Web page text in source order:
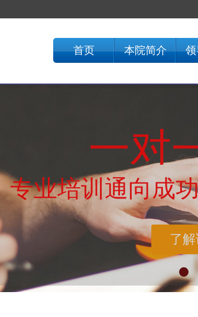
首页 本院简介
一对
专业培训通向成
了